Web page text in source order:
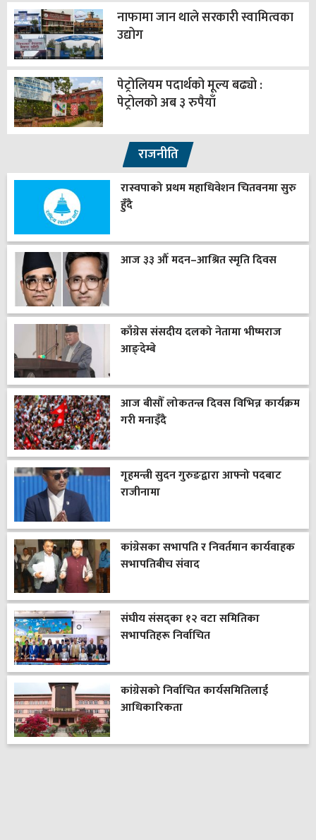
नाफामा जान थाले सरकारी स्वामित्वका
उद्योग
पेट्रोलियम पदार्थको मूल्य बढ्यो :
पेट्रोलको अब ३ रुपैयाँ
राजनीति
रास्वपाको प्रथम महाधिवेशन चितवनमा सुरु
हुँदै
आज ३३ औँ मदन–आश्रित स्मृति दिवस
काँग्रेस संसदीय दलको नेतामा भीष्मराज
आङ्देम्बे
आज बीसौँ लोकतन्त्र दिवस विभिन्न कार्यक्रम
गरी मनाइँदै
गृहमन्त्री सुदन गुरुङद्वारा आफ्नो पदबाट
राजीनामा
कांग्रेसका सभापति र निवर्तमान कार्यवाहक
सभापतिबीच संवाद
संघीय संसद्का १२ वटा समितिका
सभापतिहरू निर्वाचित
कांग्रेसको निर्वाचित कार्यसमितिलाई
आधिकारिकता